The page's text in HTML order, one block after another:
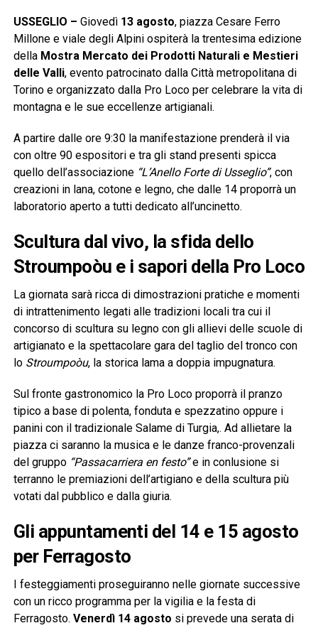
USSEGLIO – Giovedì 13 agosto, piazza Cesare Ferro
Millone e viale degli Alpini ospiterà la trentesima edizione
della Mostra Mercato dei Prodotti Naturali e Mestieri
delle Valli, evento patrocinato dalla Città metropolitana di
Torino e organizzato dalla Pro Loco per celebrare la vita di
montagna e le sue eccellenze artigianali.
A partire dalle ore 9:30 la manifestazione prenderà il via
con oltre 90 espositori e tra gli stand presenti spicca
quello dell’associazione “L’Anello Forte di Usseglio”, con
creazioni in lana, cotone e legno, che dalle 14 proporrà un
laboratorio aperto a tutti dedicato all’uncinetto.
Scultura dal vivo, la sfida dello
Stroumpoòu e i sapori della Pro Loco
La giornata sarà ricca di dimostrazioni pratiche e momenti
di intrattenimento legati alle tradizioni locali tra cui il
concorso di scultura su legno con gli allievi delle scuole di
artigianato e la spettacolare gara del taglio del tronco con
lo Stroumpoòu, la storica lama a doppia impugnatura.
Sul fronte gastronomico la Pro Loco proporrà il pranzo
tipico a base di polenta, fonduta e spezzatino oppure i
panini con il tradizionale Salame di Turgia,. Ad allietare la
piazza ci saranno la musica e le danze franco-provenzali
del gruppo “Passacarriera en festo”e in conlusione si
terranno le premiazioni dell’artigiano e della scultura più
votati dal pubblico e dalla giuria.
Gli appuntamenti del 14 e 15 agosto
per Ferragosto
I festeggiamenti proseguiranno nelle giornate successive
con un ricco programma per la vigilia e la festa di
Ferragosto. Venerdì 14 agosto si prevede una serata di